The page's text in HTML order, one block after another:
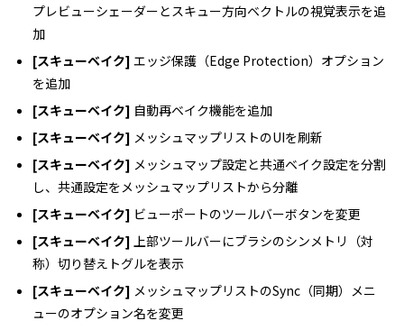
プレビューシェーダーとスキュー方向ベクトルの視覚表示を追
加
[スキューベイク] エッジ保護（Edge Protection）オプション
を追加
[スキューベイク] 自動再ベイク機能を追加
[スキューベイク] メッシュマップリストのUIを刷新
[スキューベイク] メッシュマップ設定と共通ベイク設定を分割
し、共通設定をメッシュマップリストから分離
[スキューベイク] ビューポートのツールバーボタンを変更
[スキューベイク] 上部ツールバーにブラシのシンメトリ（対
称）切り替えトグルを表示
[スキューベイク] メッシュマップリストのSync（同期）メニ
ューのオプション名を変更